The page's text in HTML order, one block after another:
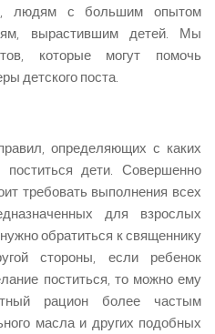
людям с большим опытом
вырастившим детей. Мы
которые могут помочь
детского поста.
определяющих с каких
дети. Совершенно
требовать выполнения всех
для взрослых
обратиться к священнику
стороны, если ребенок
поститься, то можно ему
рацион более частым
масла и других подобных